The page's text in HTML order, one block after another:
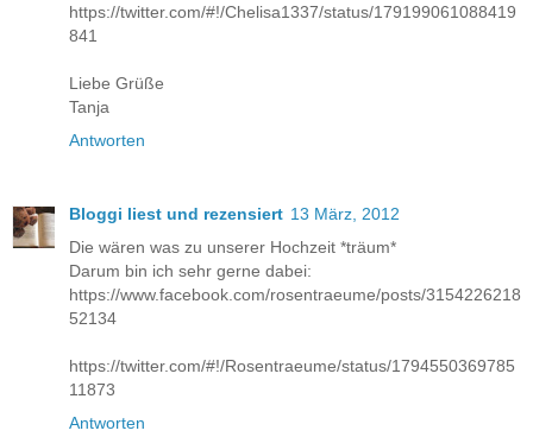
https://twitter.com/#!/Chelisa1337/status/179199061088419
841
Liebe Grüße
Tanja
Antworten
Bloggi liest und rezensiert 13 März, 2012
Die wären was zu unserer Hochzeit *träum*
Darum bin ich sehr gerne dabei:
https://www.facebook.com/rosentraeume/posts/3154226218
52134
https://twitter.com/#!/Rosentraeume/status/1794550369785
11873
Antworten